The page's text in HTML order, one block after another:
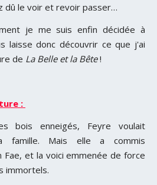
dû le voir et revoir passer…
je me suis enfin décidée à
laisse donc découvrir ce que j'ai
de La Belle et la Bête!
:
bois enneigés, Feyre voulait
famille. Mais elle a commis
Fae, et la voici emmenée de force
immortels.